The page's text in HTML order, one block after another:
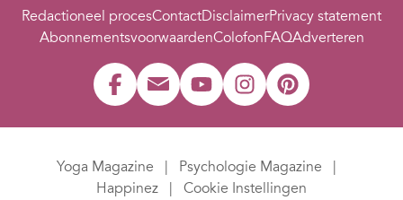
Redactioneel procesContactDisclaimerPrivacy statement
AbonnementsvoorwaardenColofonFAQAdverteren
Yoga Magazine
Psychologie Magazine
Happinez
Cookie Instellingen